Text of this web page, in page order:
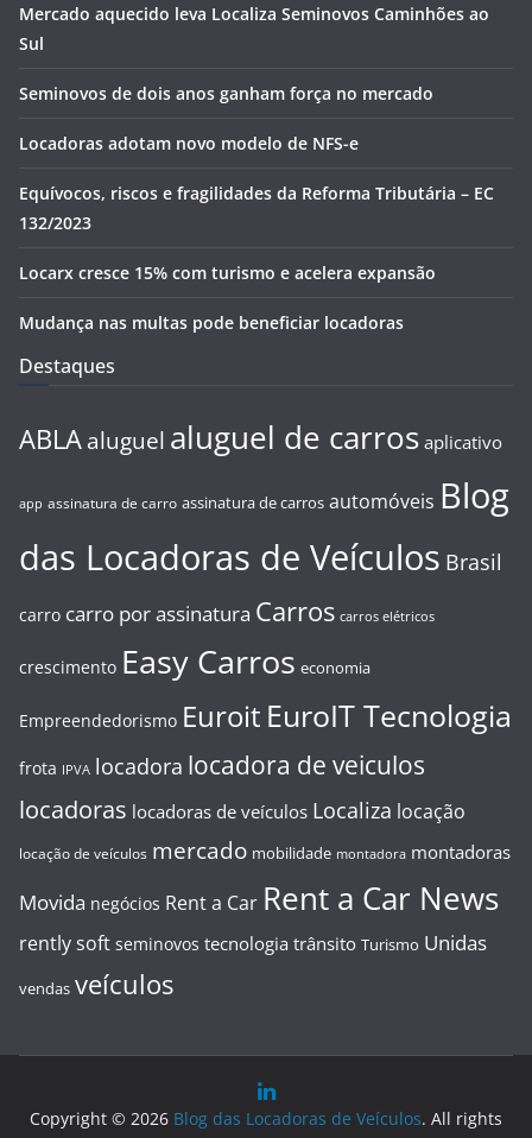
Mercado aquecido leva Localiza Seminovos Caminhões ao
Sul
Seminovos de dois anos ganham força no mercado
Locadoras adotam novo modelo de NFS-e
Equívocos, riscos e fragilidades da Reforma Tributária – EC
132/2023
Locarx cresce 15% com turismo e acelera expansão
Mudança nas multas pode beneficiar locadoras
Destaques
ABLA aluguel aluguel de carros aplicativo
app assinatura de carro assinatura de carros automóveis Blog
das Locadoras de Veículos Brasil
carro carro por assinatura Carros carros elétricos
crescimento Easy Carros economia
Empreendedorismo Euroit EuroIT Tecnologia
frota IPVA locadora locadora de veiculos
locadoras locadoras de veículos Localiza locação
locação de veículos mercado mobilidade montadora montadoras
Movida negócios Rent a Car Rent a Car News
rently soft seminovos tecnologia trânsito Turismo Unidas
vendas veículos
Copyright © 2026 Blog das Locadoras de Veículos. All rights